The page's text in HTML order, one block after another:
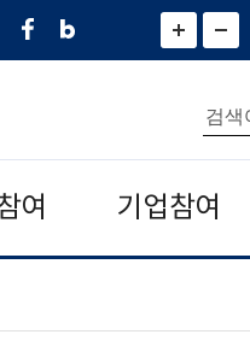
페
네
그
)
화
면
면
소
통
합
검
색
여 기업참여